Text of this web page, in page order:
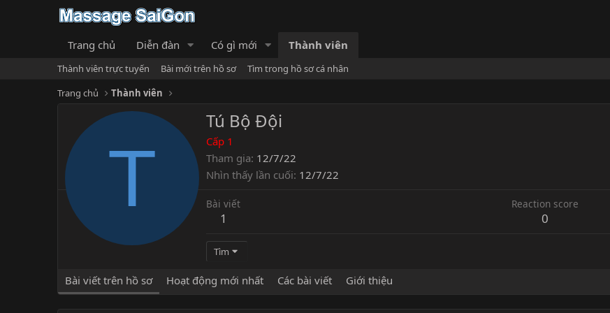
Trang chủ Diễn đàn Có gì mới Thành viên
Thành viên trực tuyến Bài mới trên hồ sơ
Tìm trong hồ sơ cá nhân
Trang chủ
Thành viên
T
Tú Bộ Đội
Cấp 1
Tham gia 12/7/22
Nhìn thấy lần cuối 12/7/22
Bài viết
1
Reaction score
0
Tìm
Bài viết trên hồ sơ Hoạt động mới nhất Các bài viết Giới thiệu